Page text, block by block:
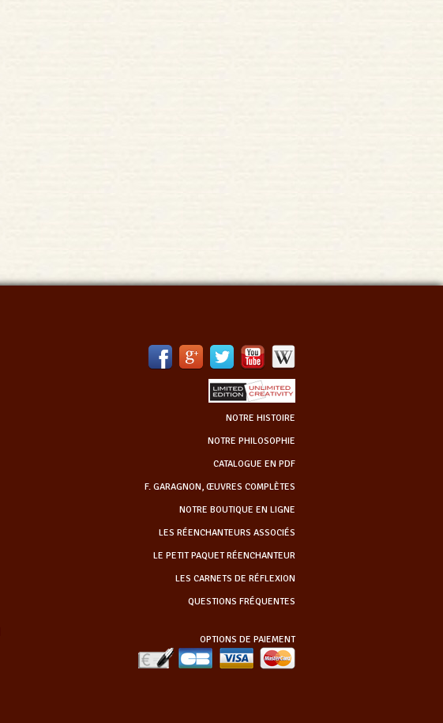
NOTRE HISTOIRE
NOTRE PHILOSOPHIE
CATALOGUE EN PDF
F. GARAGNON, ŒUVRES COMPLÈTES
NOTRE BOUTIQUE EN LIGNE
LES RÉENCHANTEURS ASSOCIÉS
LE PETIT PAQUET RÉENCHANTEUR
LES CARNETS DE RÉFLEXION
QUESTIONS FRÉQUENTES
OPTIONS DE PAIEMENT